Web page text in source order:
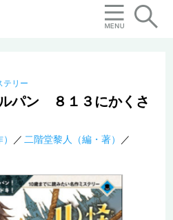
テリー
パン ８１３にかくさ
二階堂黎人（編・著）